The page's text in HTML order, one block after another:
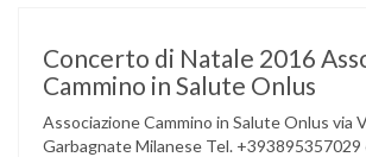
Concerto di Natale 2016
Cammino in Salute Onlus
Associazione Cammino in Salute Onlus via
Garbagnate Milanese Tel. +393895357029